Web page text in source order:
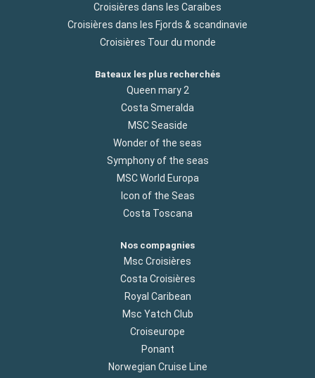
Croisières dans les Caraibes
Croisières dans les Fjords & scandinavie
Croisières Tour du monde
Bateaux les plus recherchés
Queen mary 2
Costa Smeralda
MSC Seaside
Wonder of the seas
Symphony of the seas
MSC World Europa
Icon of the Seas
Costa Toscana
Nos compagnies
Msc Croisières
Costa Croisières
Royal Caribean
Msc Yatch Club
Croiseurope
Ponant
Norwegian Cruise Line